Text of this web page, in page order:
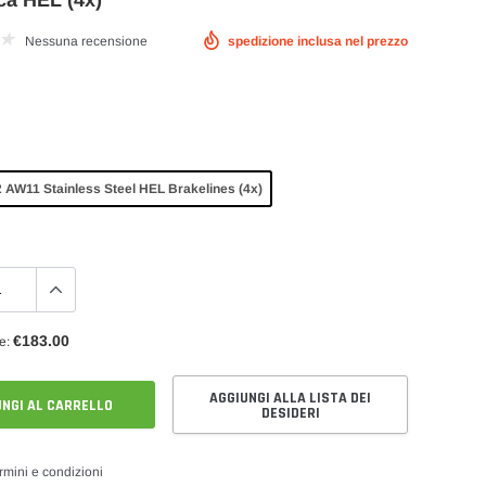
Nessuna recensione spedizione inclusa nel prezzo
AW11 Stainless Steel HEL Brakelines (4x)
€183.00
AL CARRELLO AGGIUNGI ALLA LISTA DEI
DESIDERI
e condizioni